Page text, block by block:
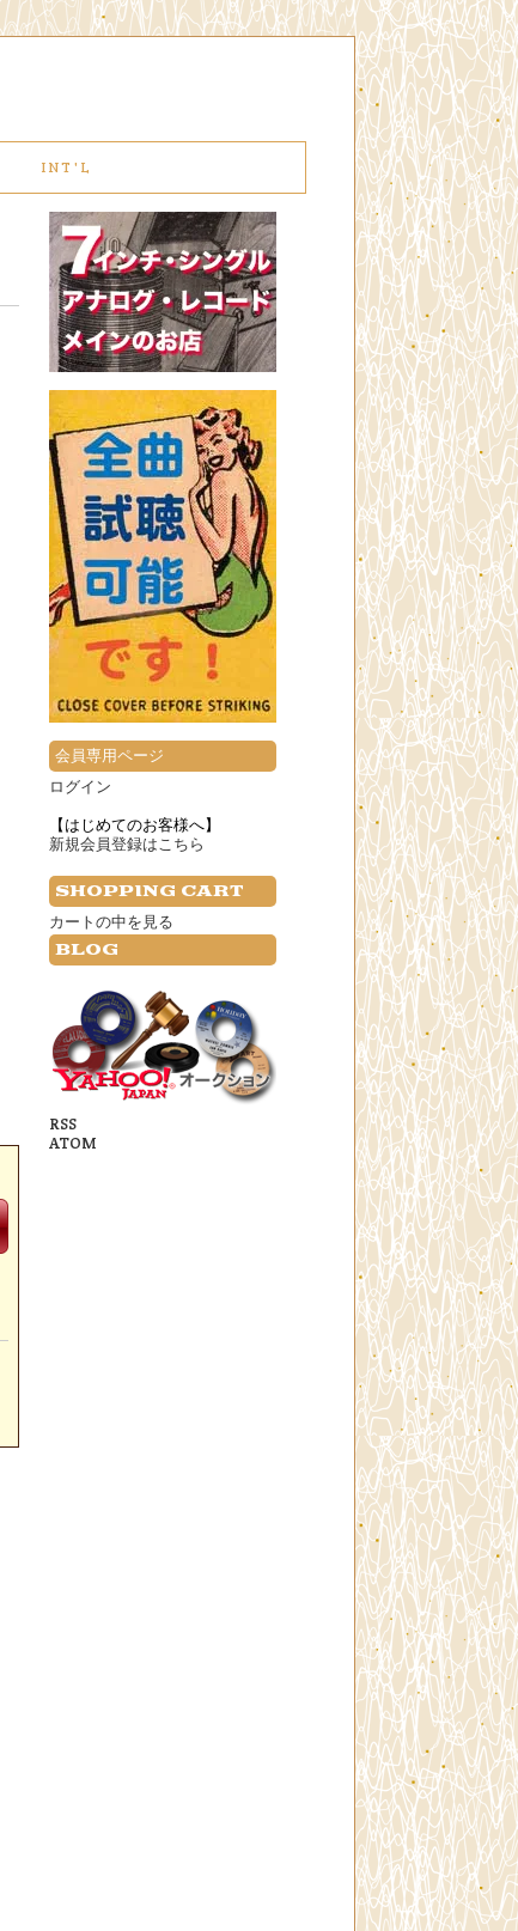
INT'L
会員専用ページ
ログイン
【はじめてのお客様へ】
新規会員登録はこちら
SHOPPING CART
カートの中を見る
BLOG
RSS
ATOM